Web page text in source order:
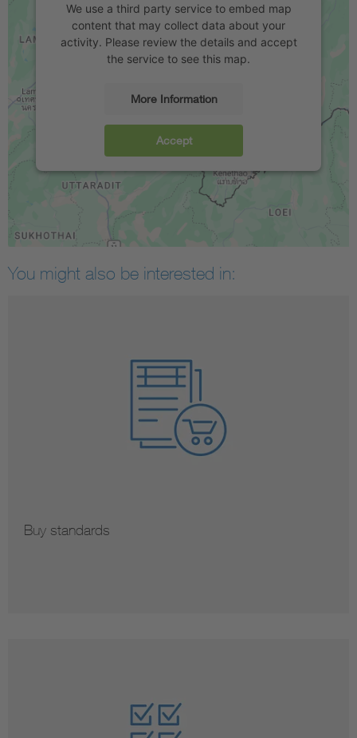
We use a third party service to embed map
content that may collect data about your
activity. Please review the details and accept
the service to see this map.
More Information
Accept
You might also be interested in:
Buy standards